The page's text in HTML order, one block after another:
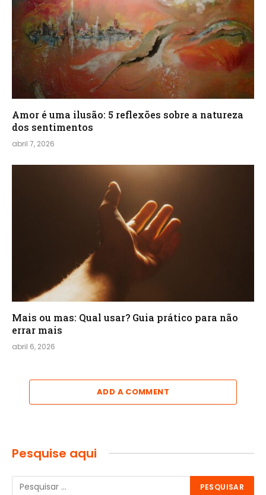
Amor é uma ilusão: 5 reflexões sobre a natureza
dos sentimentos
abril 7, 2026
Mais ou mas: Qual usar? Guia prático para não
errar mais
abril 6, 2026
ADD A COMMENT
Pesquise aqui